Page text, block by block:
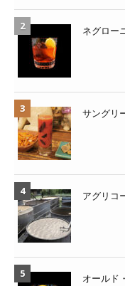
ネグロー
サングリ
アグリコ
オールド